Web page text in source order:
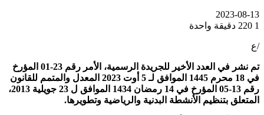
2023-08-13
1
دقيقة واحدة
/ع
تم نشر في العدد الأخير للجريدة الرسمية، الأمر رقم 23-01 المؤرخ
في 18 محرم 1445 الموافق لـ 5 أوت 2023 المعدل والمتمم للقانون
رقم 13-05 المؤرخ في 14 رمضان 1434 الموافق ل 23 جويلية 2013،
المتعلق بتنظيم الأنشطة البدنية والرياضية وتطويرها.